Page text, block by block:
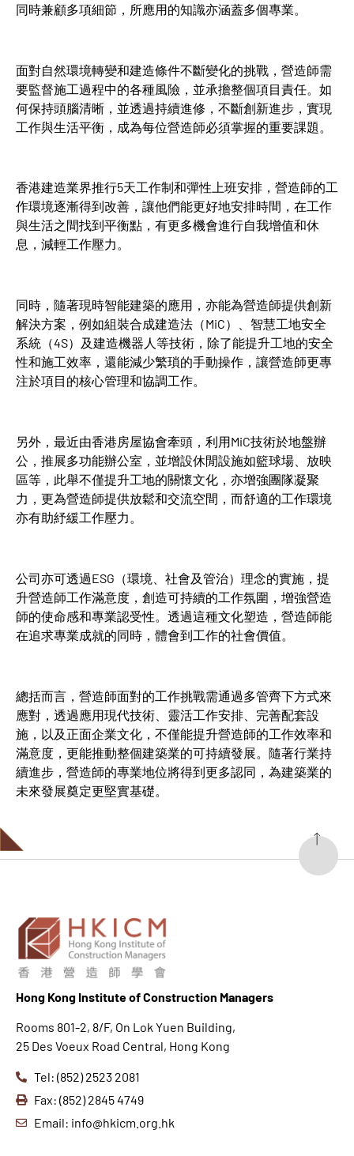
同時兼顧多項細節，所應用的知識亦涵蓋多個專業。
面對自然環境轉變和建造條件不斷變化的挑戰，營造師需
要監督施工過程中的各種風險，並承擔整個項目責任。如
何保持頭腦清晰，並透過持續進修，不斷創新進步，實現
工作與生活平衡，成為每位營造師必須掌握的重要課題。
香港建造業界推行5天工作制和彈性上班安排，營造師的工
作環境逐漸得到改善，讓他們能更好地安排時間，在工作
與生活之間找到平衡點，有更多機會進行自我增值和休
息，減輕工作壓力。
同時，隨著現時智能建築的應用，亦能為營造師提供創新
解決方案，例如組裝合成建造法（MiC）、智慧工地安全
系統（4S）及建造機器人等技術，除了能提升工地的安全
性和施工效率，還能減少繁瑣的手動操作，讓營造師更專
注於項目的核心管理和協調工作。
另外，最近由香港房屋協會牽頭，利用MiC技術於地盤辦
公，推展多功能辦公室，並增設休閒設施如籃球場、放映
區等，此舉不僅提升工地的關懷文化，亦增強團隊凝聚
力，更為營造師提供放鬆和交流空間，而舒適的工作環境
亦有助紓緩工作壓力。
公司亦可透過ESG（環境、社會及管治）理念的實施，提
升營造師工作滿意度，創造可持續的工作氛圍，增強營造
師的使命感和專業認受性。透過這種文化塑造，營造師能
在追求專業成就的同時，體會到工作的社會價值。
總括而言，營造師面對的工作挑戰需通過多管齊下方式來
應對，透過應用現代技術、靈活工作安排、完善配套設
施，以及正面企業文化，不僅能提升營造師的工作效率和
滿意度，更能推動整個建築業的可持續發展。隨著行業持
續進步，營造師的專業地位將得到更多認同，為建築業的
未來發展奠定更堅實基礎。
Hong Kong Institute of Construction Managers
Rooms 801-2, 8/F, On Lok Yuen Building,
25 Des Voeux Road Central, Hong Kong
Tel: (852) 2523 2081
Fax: (852) 2845 4749
Email: info@hkicm.org.hk